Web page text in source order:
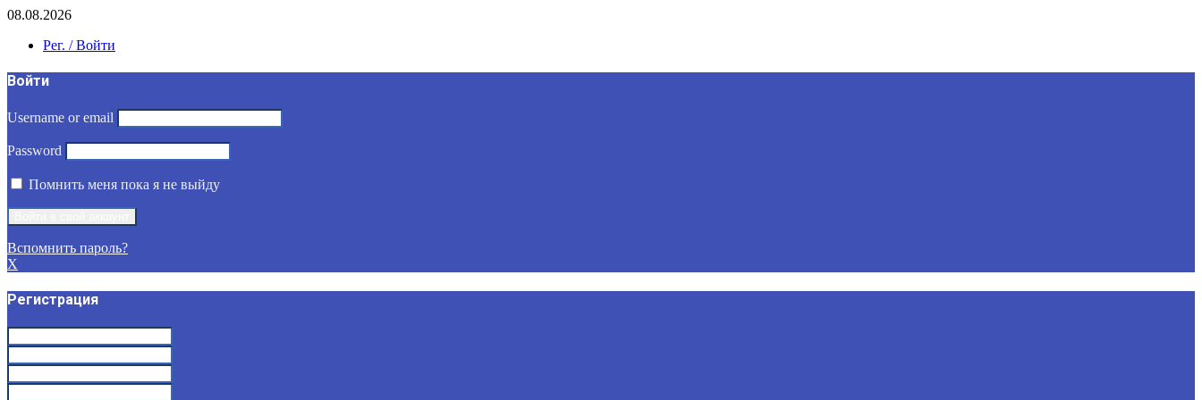
08.08.2026
Рег. / Войти
Войти
Username or email
Password
Помнить меня пока я не выйду
Вспомнить пароль?
X
Регистрация